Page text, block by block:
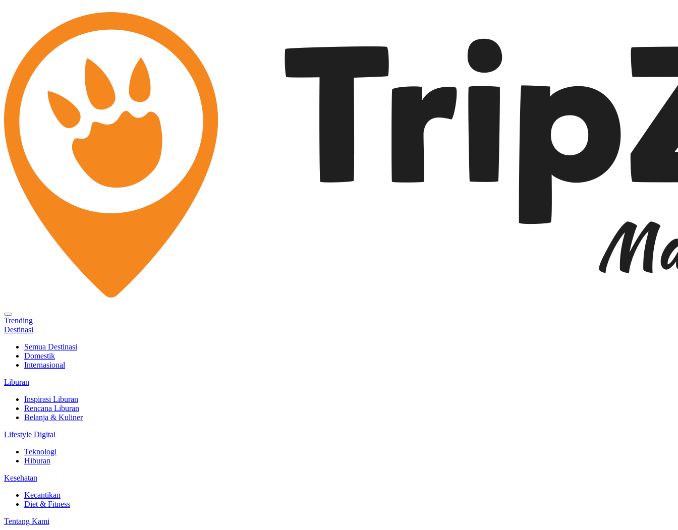
Trending
Destinasi
Semua Destinasi
Domestik
Internasional
Liburan
Inspirasi Liburan
Rencana Liburan
Belanja & Kuliner
Lifestyle Digital
Teknologi
Hiburan
Kesehatan
Kecantikan
Diet & Fitness
Tentang Kami